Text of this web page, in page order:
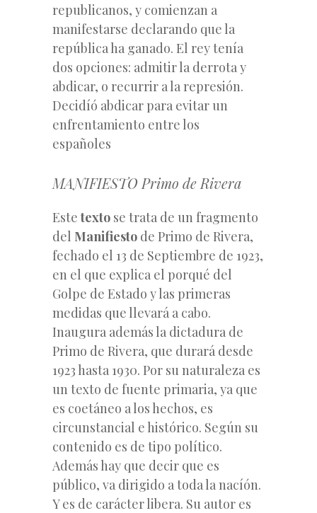
republicanos, y comienzan a
manifestarse declarando que la
república ha ganado. El rey tenía
dos opciones: admitir la derrota y
abdicar, o recurrir a la represión.
Decidíó abdicar para evitar un
enfrentamiento entre los
españoles
MANIFIESTO Primo de Rivera
Estetexto se trata de un fragmento
del Manifiesto de Primo de Rivera,
fechado el 13 de Septiembre de 1923,
en el que explica el porqué del
Golpe de Estado y las primeras
medidas que llevará a cabo.
Inaugura además la dictadura de
Primo de Rivera, que durará desde
1923 hasta 1930. Por su naturaleza es
un texto de fuente primaria, ya que
es coetáneo a los hechos, es
circunstancial e histórico. Según su
contenido es de tipo político.
Además hay que decir que es
público, va dirigido a toda la nacíón.
Y es de carácter libera. Su autor es